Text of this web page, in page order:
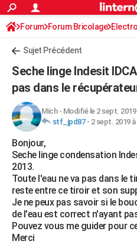
ACTUALITÉS
Politique
Société
Faits Divers
Education
Monde
Villes
+
Programme TV
Streaming
Sorties cinéma
FINANCE
Retraite
Impôts
Epargne
Immobilier
Risques naturels par ville
Banque
Assurance
Crédit
AUTO
Essais
Réserver un essai
Citadines
Berlines
SUV
Forum auto
HIGH-TECH
Mobiles
Meilleur smartphone
Internet
Ordinateurs
Jeux vidéo
Guide high-tech
+BRICOLAGE
Forum
Aménagement intérieur
Extérieur
Cuisine
Salle de bains
Jardinage
Rangement
WEEK-END
Guides de France
Escapades
Patrimoine
Expositions
Musées
Week-end nature
+LIFESTYLE
Art de vivre
Bien-être
Loisirs
Mode
Modes de vie
SANTE
Forum Forum Bricolage
Sujet Précédent
Seche linge Indesit
pas dans le
Mich- Modifié le 2 sept. 2019
stf_jpd87- 2 sept. 2019 à
Bonjour,
Seche linge condensation
2013.
Toute l'eau ne va pas dans le
reste entre ce tiroir et son
Je ne peux pas savoir si le
de l'eau est correct n'ayant
Pouvez vous me guider pour
Merci